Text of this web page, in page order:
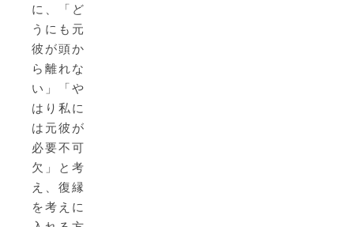
に、「ど
うにも元
彼が頭か
ら離れな
い」「や
はり私に
は元彼が
必要不可
欠」と考
え、復縁
を考えに